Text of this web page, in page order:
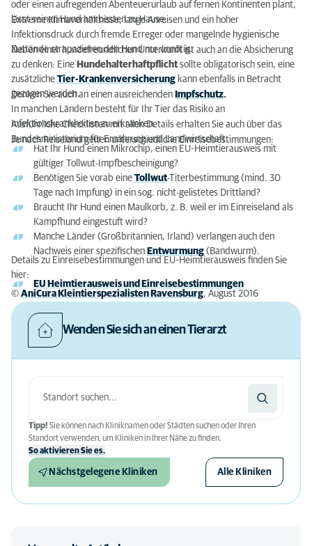
oder einen aufregenden Abenteuerurlaub auf fernen Kontinenten plant,
lässt seinen Hund am besten zu Hause.
Extreme Klimaverhältnisse, lange Anreisen und ein hoher
Infektionsdruck durch fremde Erreger oder mangelnde hygienische
Zustände strapazieren den Hund nur unnötig.
Neben einer hundefreundlichen Unterkunft ist auch an die Absicherung
zu denken: Eine Hundehalterhaftpflicht sollte obligatorisch sein, eine
zusätzliche Tier-Krankenversicherung kann ebenfalls in Betracht
gezogen werden.
Denken Sie auch an einen ausreichenden Impfschutz.
In manchen Ländern besteht für Ihr Tier das Risiko an
Infektionskrankheiten zu erkranken.
Ausführliche Checklisten mit allen Details erhalten Sie auch über das
Bundesministerium für Ernährung und Landwirtschaft.
Je nach Reiseland gelten unterschiedliche Einreisebestimmungen:
Hat Ihr Hund einen Mikrochip, einen EU-Heimtierausweis mit
gültiger Tollwut-Impfbescheinigung?
Benötigen Sie vorab eine Tollwut-Titerbestimmung (mind. 30
Tage nach Impfung) in ein sog. nicht-gelistetes Drittland?
Braucht Ihr Hund einen Maulkorb, z. B. weil er im Einreiseland als
Kampfhund eingestuft wird?
Manche Länder (Großbritannien, Irland) verlangen auch den
Nachweis einer spezifischen Entwurmung (Bandwurm).
Details zu Einreisebestimmungen und EU-Heimtierausweis finden Sie
hier:
EU Heimtierausweis und Einreisebestimmungen
© AniCura Kleintierspezialisten Ravensburg, August 2016
Wenden Sie sich an einen Tierarzt
Tipp! Sie können nach Kliniknamen oder Städten suchen oder Ihren
Standort verwenden, um Kliniken in Ihrer Nähe zu finden.
So aktivieren Sie es.
Nächstgelegene Kliniken Alle Kliniken